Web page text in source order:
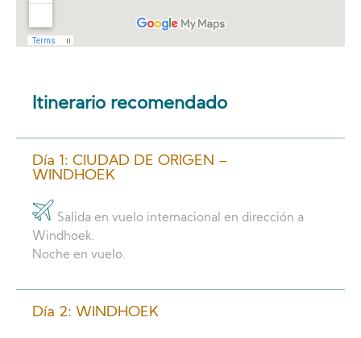
Itinerario recomendado
Día 1: CIUDAD DE ORIGEN –
WINDHOEK
Salida en vuelo internacional en dirección a
Windhoek.
Noche en vuelo.
Día 2: WINDHOEK